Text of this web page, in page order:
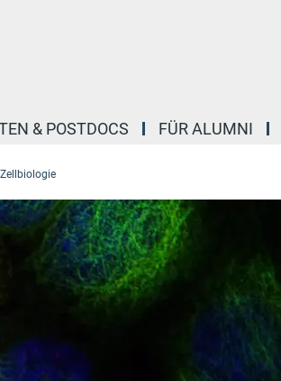
& POSTDOCS FÜR ALUMNI